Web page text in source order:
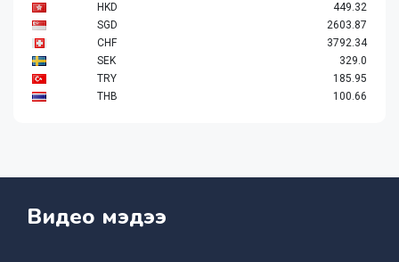
HKD
449.32
SGD
2603.87
CHF
3792.34
SEK
329.0
TRY
185.95
THB
100.66
Видео мэдээ